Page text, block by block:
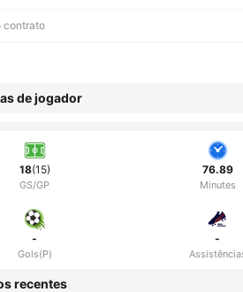
contrato
de jogador
18(15)
GS/GP
76.89
Minutes
-
Gols(P)
-
recentes